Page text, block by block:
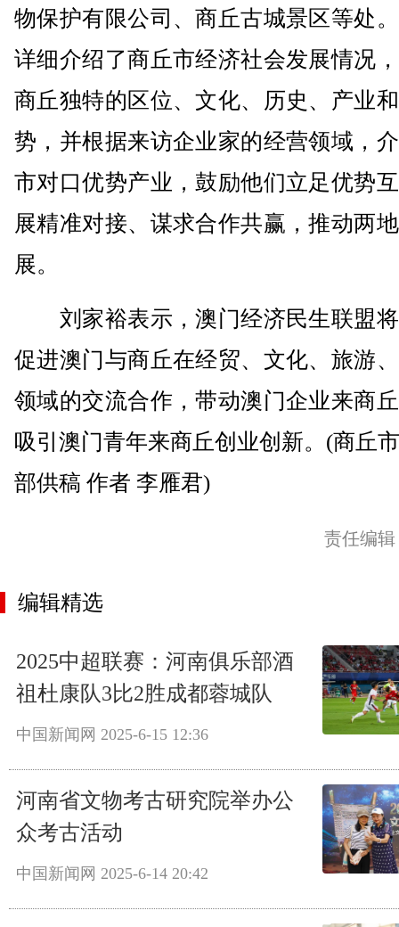
物保护有限公司、商丘古城景区等处
详细介绍了商丘市经济社会发展情况
商丘独特的区位、文化、历史、产业
势，并根据来访企业家的经营领域，
市对口优势产业，鼓励他们立足优势
展精准对接、谋求合作共赢，推动两
展。
刘家裕表示，澳门经济民生联盟
促进澳门与商丘在经贸、文化、旅游
领域的交流合作，带动澳门企业来商
吸引澳门青年来商丘创业创新。(商丘
部供稿 作者 李雁君)
责任编
编辑精选
2025中超联赛：河南俱乐部酒
祖杜康队3比2胜成都蓉城队
中国新闻网 2025-6-15 12:36
河南省文物考古研究院举办公
众考古活动
中国新闻网 2025-6-14 20:42